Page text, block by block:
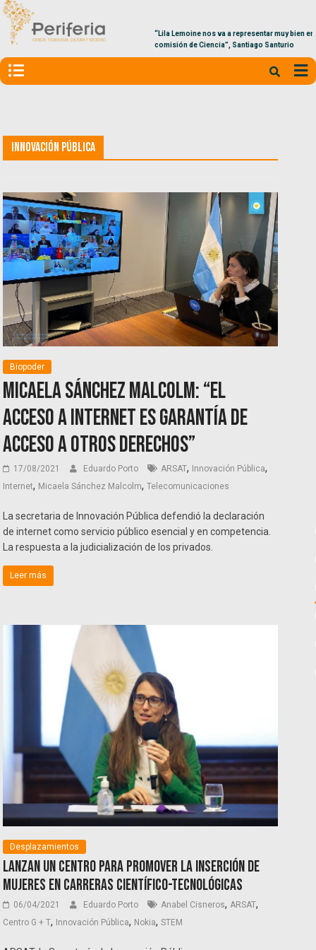
“Lila Lemoine nos va a representar muy bien en la
comisión de Ciencia”, Santiago Santurio
Innovación Pública
Biopoder
Micaela Sánchez Malcolm: “El
acceso a internet es garantía de
acceso a otros derechos”
17/08/2021 Eduardo Porto ARSAT, Innovación Pública,
Internet, Micaela Sánchez Malcolm,Telecomunicaciones
La secretaria de Innovación Pública defendió la declaración
de internet como servicio público esencial y en competencia.
La respuesta a la judicialización de los privados.
Leer más
Desplazamientos
Lanzan un Centro para promover la inserción de
mujeres en carreras científico-tecnológicas
06/04/2021 Eduardo Porto Anabel Cisneros, ARSAT,
Centro G + T, Innovación Pública, Nokia,STEM